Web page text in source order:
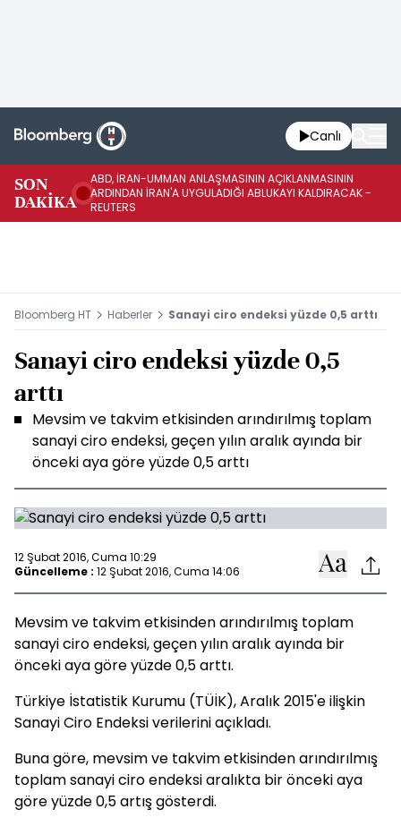
Canlı
SON
DAKİKA
ABD, İRAN-UMMAN ANLAŞMASININ AÇIKLANMASININ
ARDINDAN İRAN'A UYGULADIĞI ABLUKAYI KALDIRACAK -
REUTERS
Bloomberg HT Haberler Sanayi ciro endeksi yüzde 0,5 arttı
Sanayi ciro endeksi yüzde 0,5
arttı
Mevsim ve takvim etkisinden arındırılmış toplam
sanayi ciro endeksi, geçen yılın aralık ayında bir
önceki aya göre yüzde 0,5 arttı
12 Şubat 2016, Cuma 10:29
Güncelleme : 12 Şubat 2016, Cuma 14:06
Mevsim ve takvim etkisinden arındırılmış toplam
sanayi ciro endeksi, geçen yılın aralık ayında bir
önceki aya göre yüzde 0,5 arttı.
Türkiye İstatistik Kurumu (TÜİK), Aralık 2015'e ilişkin
Sanayi Ciro Endeksi verilerini açıkladı.
Buna göre, mevsim ve takvim etkisinden arındırılmış
toplam sanayi ciro endeksi aralıkta bir önceki aya
göre yüzde 0,5 artış gösterdi.